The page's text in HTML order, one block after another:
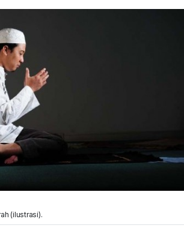
(ilustrasi).